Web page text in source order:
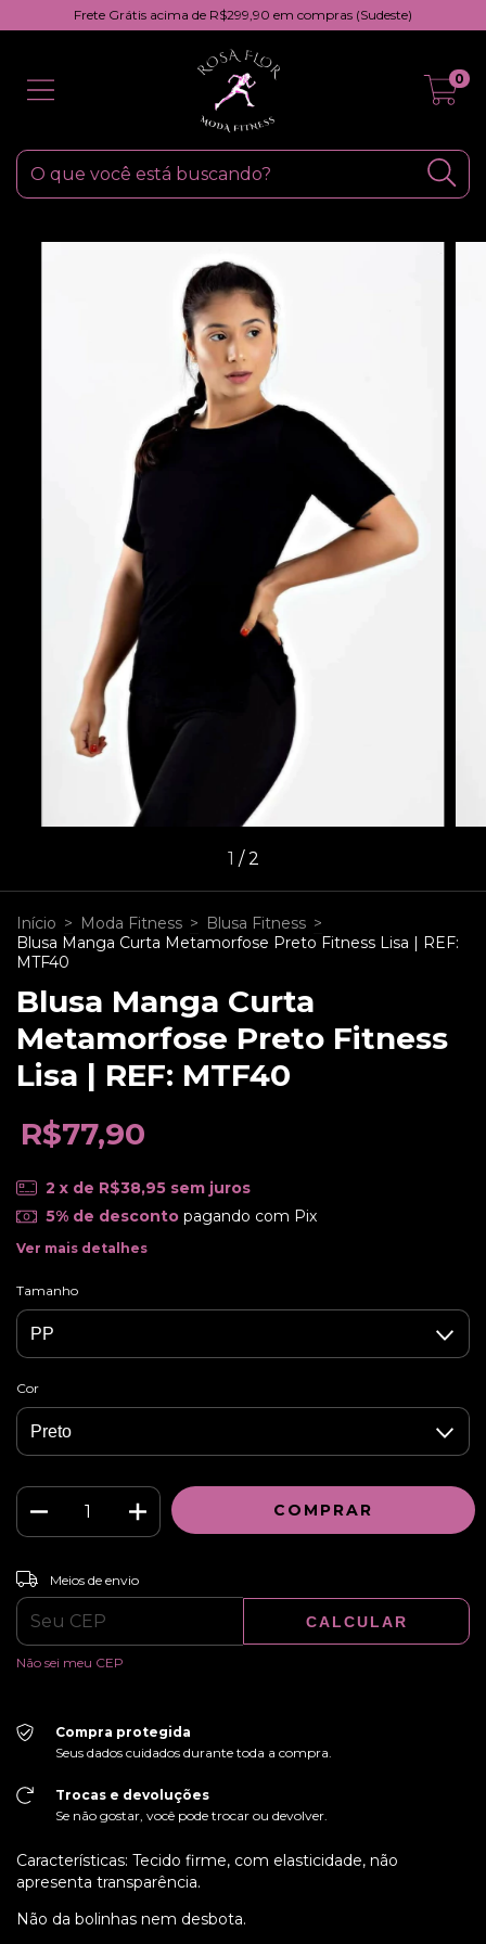
Frete Grátis acima de R$299,90 em compras (Sudeste)
0
1 /2
Início > Moda Fitness > Blusa Fitness >
Blusa Manga Curta Metamorfose Preto Fitness Lisa | REF:
MTF40
Blusa Manga Curta
Metamorfose Preto Fitness
Lisa | REF: MTF40
R$77,90
2 x de R$38,95 sem juros
5% de descontopagando com Pix
Ver mais detalhes
Tamanho
Cor
Entregas para o CEP:
Meios de envio
CALCULAR
Não sei meu CEP
Compra protegida
Seus dados cuidados durante toda a compra.
Trocas e devoluções
Se não gostar, você pode trocar ou devolver.
Características: Tecido firme, com elasticidade, não
apresenta transparência.
Não da bolinhas nem desbota.